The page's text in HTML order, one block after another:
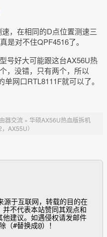
，在相同的D点位置测速三
是对不住QPF4516了。
号好大可能跟这台AX56U热
，没错，只有两个，所以
网口RTL8111F就可以了。
器交流 » 华硕AX56U热血版拆机
AX55U）
不代表本站赞同其观点和
他建议。如遇侵权请发邮件
#替换成@）！